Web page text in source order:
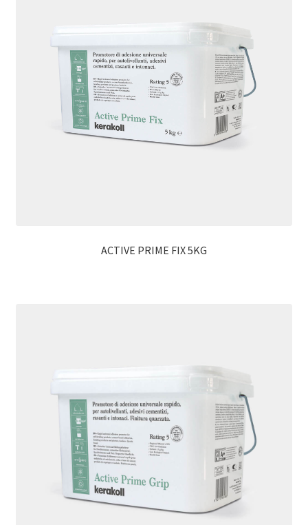
ACTIVE PRIME FIX 5KG